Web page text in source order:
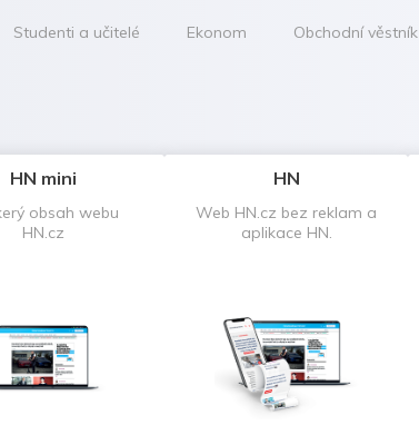
Studenti a učitelé Ekonom Obchodní věstník
HN mini
obsah webu
HN.cz
HN
Web HN.cz bez reklam a
aplikace HN.